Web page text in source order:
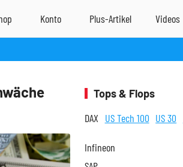
Tops & Flops
DAX US Tech 100 US 30
Infineon